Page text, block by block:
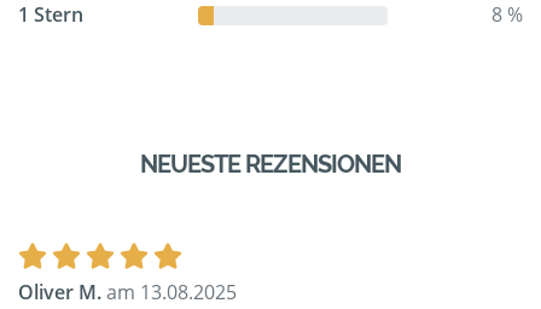
1 Stern
8 %
NEUESTE REZENSIONEN
Oliver M.am 13.08.2025